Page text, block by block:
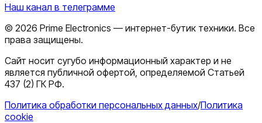
Наш канал в телеграмме
© 2026 Prime Electronics — интернет-бутик техники. Все
права защищены.
Сайт носит сугубо информационный характер и не
является публичной офертой, определяемой Статьей
437 (2) ГК РФ.
Политика обработки персональных данных/Политика
cookie